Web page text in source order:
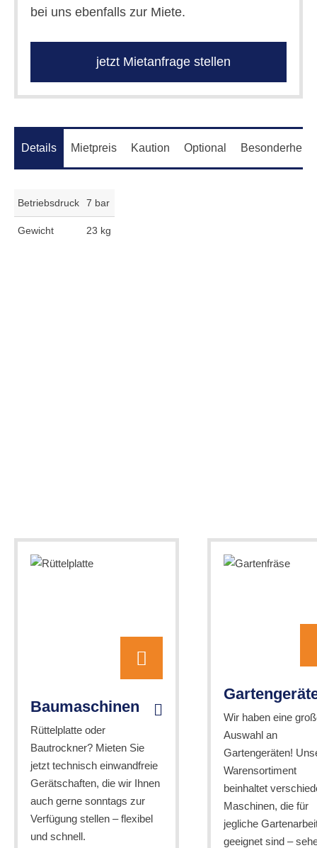
bei uns ebenfalls zur Miete.
jetzt Mietanfrage stellen
Details Mietpreis Kaution Optional
Betriebsdruck 7 bar
Gewicht 23 kg
Baumaschinen
Rüttelplatte oder
Bautrockner? Mieten Sie
jetzt technisch einwandfreie
Gerätschaften, die wir Ihnen
auch gerne sonntags zur
Verfügung stellen – flexibel
und schnell.
Wir haben eine
Auswahl an
Gartengeräten!
Warensortiment
beinhaltet
Maschinen, die für
jegliche
geeignet sind –